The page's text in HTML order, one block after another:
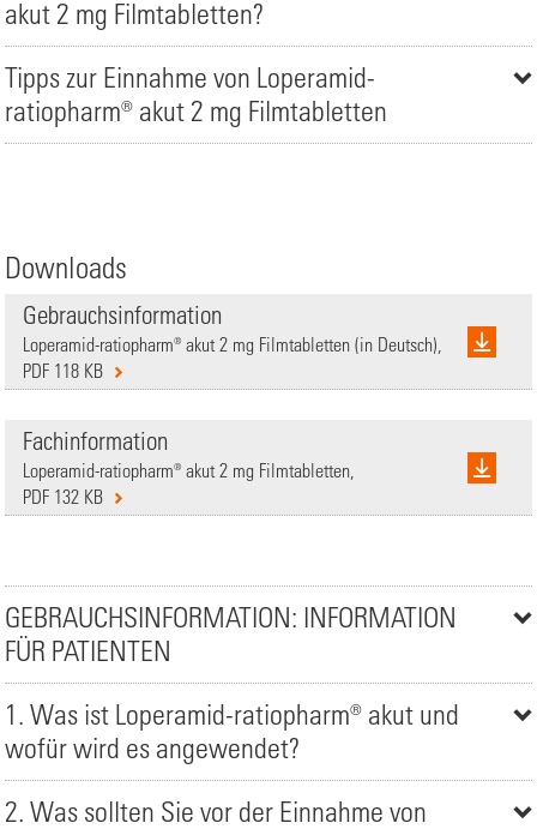
akut 2 mg Filmtabletten?
Tipps zur Einnahme von Loperamid-
ratiopharm® akut 2 mg Filmtabletten
Downloads
Gebrauchsinformation
Loperamid-ratiopharm® akut 2 mg Filmtabletten (in Deutsch),
PDF 118 KB
Fachinformation
Loperamid-ratiopharm® akut 2 mg Filmtabletten,
PDF 132 KB
GEBRAUCHSINFORMATION: INFORMATION
FÜR PATIENTEN
1. Was ist Loperamid-ratiopharm® akut und
wofür wird es angewendet?
2. Was sollten Sie vor der Einnahme von